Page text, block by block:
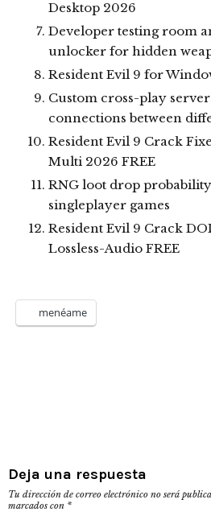
Desktop 2026
Developer testing room
unlocker for hidden
Resident Evil 9 for
Custom cross-play
connections between
Resident Evil 9 Crack
Multi 2026 FREE
RNG loot drop
singleplayer games
Resident Evil 9 Crack
Lossless-Audio FREE
menéame
Deja una respuesta
Tu dirección de correo electrónico no será
marcados con *